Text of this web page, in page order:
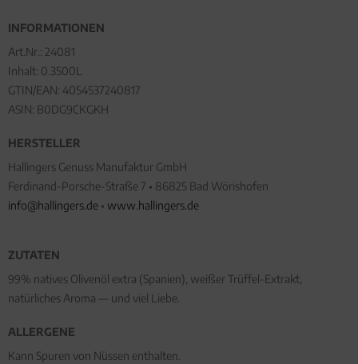
INFORMATIONEN
Art.Nr.: 24081
Inhalt: 0.3500L
GTIN/EAN: 4054537240817
ASIN: B0DG9CKGKH
HERSTELLER
Hallingers Genuss Manufaktur GmbH
Ferdinand-Porsche-Straße 7 • 86825 Bad Wörishofen
info@hallingers.de • www.hallingers.de
ZUTATEN
99% natives Olivenöl extra (Spanien), weißer Trüffel-Extrakt,
natürliches Aroma — und viel Liebe.
ALLERGENE
Kann Spuren von Nüssen enthalten.